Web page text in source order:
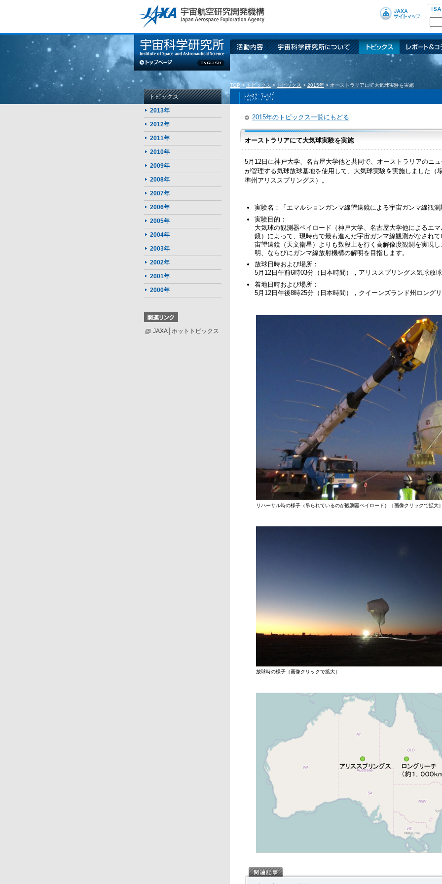
活動内容 宇宙科学研究所について トピックス レポート＆
TOP > トピックス > トピックス > 2015年 > オーストラリアにて大気球実験を実施
2015年のトピックス一覧にもどる
オーストラリアにて大気球実験を実施
5月12日に神戸大学、名古屋大学他と共同で、オーストラリアのニ
が管理する気球放球基地を使用して、大気球実験を実施しました（
準州アリススプリングス）。
実験名：「エマルションガンマ線望遠鏡による宇宙ガンマ線観
実験目的：
大気球の観測器ペイロード（神戸大学、名古屋大学他によるエ
鏡）によって、現時点で最も進んだ宇宙ガンマ線観測がなされ
宙望遠鏡（天文衛星）よりも数段上を行く高解像度観測を実現
明、ならびにガンマ線放射機構の解明を目指します。
放球日時および場所：
5月12日午前6時03分（日本時間），アリススプリングス気球放
着地日時および場所：
5月12日午後8時25分（日本時間），クイーンズランド州ロング
リハーサル時の様子（吊られているのが観測器ペイロード）［画像クリックで拡大
放球時の様子［画像クリックで拡大］
トピックス
2013年
2012年
2011年
2010年
2009年
2008年
2007年
2006年
2005年
2004年
2003年
2002年
2001年
2000年
JAXA│ホットトピックス